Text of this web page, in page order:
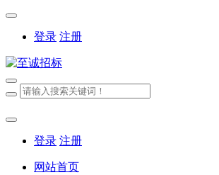
登录 注册
登录 注册
网站首页